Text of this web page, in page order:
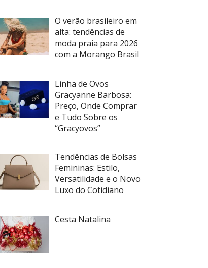
O verão brasileiro em
alta: tendências de
moda praia para 2026
com a Morango Brasil
Linha de Ovos
Gracyanne Barbosa:
Preço, Onde Comprar
e Tudo Sobre os
“Gracyovos”
Tendências de Bolsas
Femininas: Estilo,
Versatilidade e o Novo
Luxo do Cotidiano
Cesta Natalina